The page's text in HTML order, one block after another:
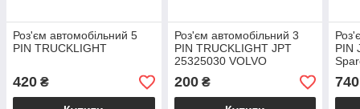
Роз'єм автомобільний 5
PIN TRUCKLIGHT
420 ₴
Роз'єм автомобільний 3
PIN TRUCKLIGHT JPT
25325030 VOLVO
200₴
PIN
740